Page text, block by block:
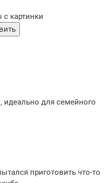
картинки
для семейного
приготовить что-то